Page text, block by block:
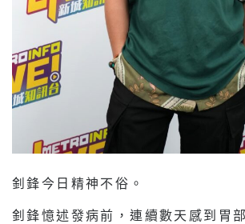
釗鋒今日精神不俗。
釗鋒憶述發病前，連續數天感到胃